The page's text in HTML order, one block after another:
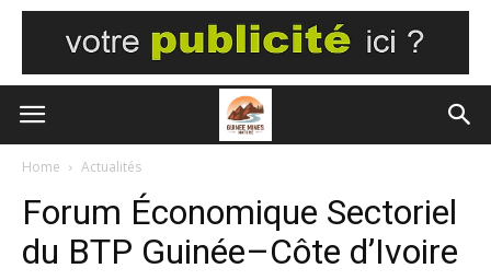
Home Actualités
Forum Économique Sectoriel
du BTP Guinée–Côte d’Ivoire